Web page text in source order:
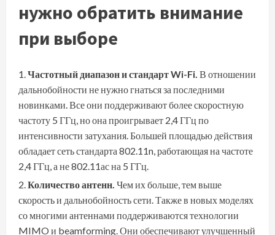
нужно обратить внимание
при выборе
Частотный диапазон и стандарт Wi-Fi. В отношении
дальнобойности не нужно гнаться за последними
новинками. Все они поддерживают более скоростную
частоту 5 ГГц, но она проигрывает 2,4 ГГц по
интенсивности затухания. Большей площадью действия
обладает сеть стандарта 802.11n, работающая на частоте
2,4 ГГц, а не 802.11ас на 5 ГГц.
Количество антенн. Чем их больше, тем выше
скорость и дальнобойность сети. Также в новых моделях
со многими антеннами поддерживаются технологии
MIMO и beamforming. Они обеспечивают улучшенный